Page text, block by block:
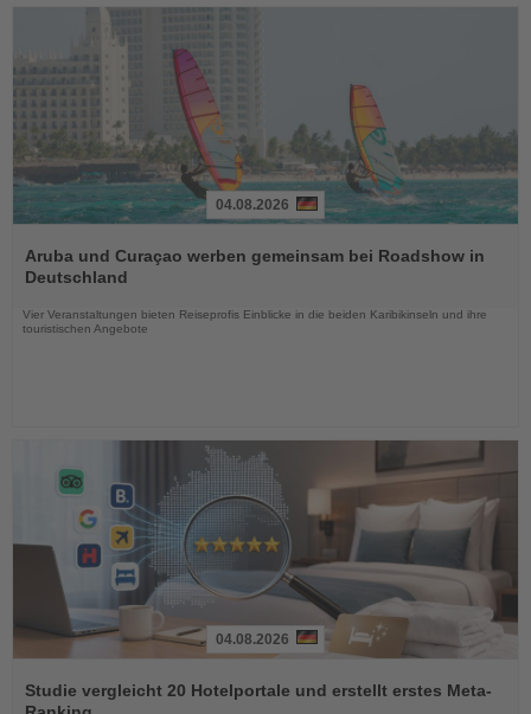
Sie
die
04.08.2026
Aruba und Curaçao werben gemeinsam bei Roadshow in
Deutschland
Vier Veranstaltungen bieten Reiseprofis Einblicke in die beiden Karibikinseln und ihre
touristischen Angebote
Sie
die
04.08.2026
Studie vergleicht 20 Hotelportale und erstellt erstes Meta-